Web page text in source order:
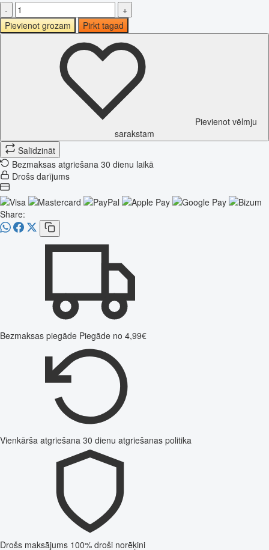
-
+
Pievienot grozam
Pirkt tagad
Pievienot vēlmju
sarakstam
Salīdzināt
Bezmaksas atgriešana 30 dienu laikā
Drošs darījums
Share:
Bezmaksas piegāde Piegāde no 4,99€
Vienkārša atgriešana 30 dienu atgriešanas politika
Drošs maksājums 100% droši norēķini